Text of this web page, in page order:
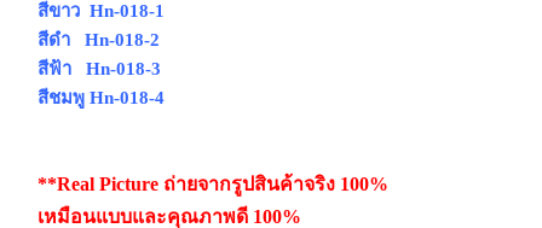
สีขาว Hn-018-1
สีดำ Hn-018-2
สีฟ้า Hn-018-3
สีชมพู Hn-018-4
**Real Picture ถ่ายจากรูปสินค้าจริง 100%
เหมือนแบบและคุณภาพดี 100%